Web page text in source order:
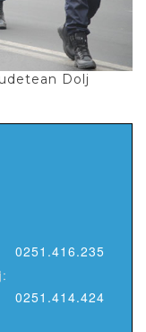
Dolj
0251.416.235
0251.414.424